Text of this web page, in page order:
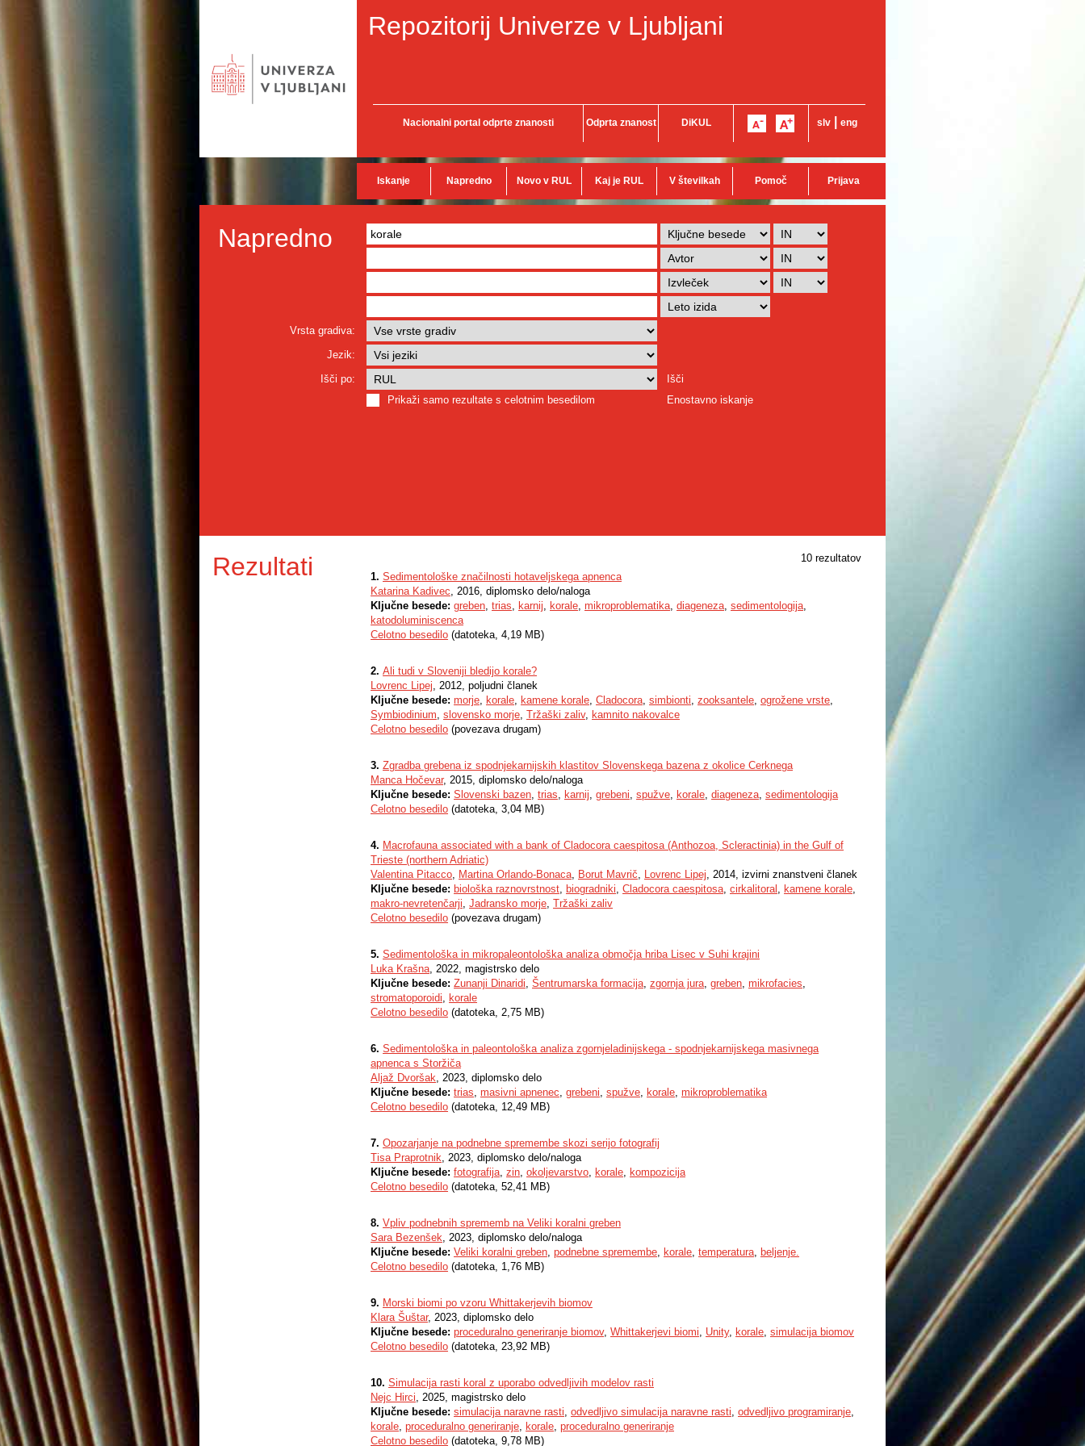
Repozitorij Univerze v Ljubljani
Nacionalni portal odprte znanosti Odprta znanost DiKUL slv eng
Iskanje Napredno Novo v RUL Kaj je RUL V številkah Pomoč Prijava
Napredno
Vrsta gradiva:
Jezik:
Išči po:
Išči
Prikaži samo rezultate s celotnim besedilom
Enostavno iskanje
Rezultati
10 rezultatov
1. Sedimentološke značilnosti hotaveljskega apnenca
Katarina Kadivec, 2016, diplomsko delo/naloga
Ključne besede: greben, trias, karnij, korale, mikroproblematika, diageneza, sedimentologija,
katodoluminiscenca
Celotno besedilo (datoteka, 4,19 MB)
2. Ali tudi v Sloveniji bledijo korale?
Lovrenc Lipej, 2012, poljudni članek
Ključne besede: morje, korale, kamene korale, Cladocora, simbionti, zooksantele, ogrožene vrste,
Symbiodinium, slovensko morje, Tržaški zaliv, kamnito nakovalce
Celotno besedilo (povezava drugam)
3. Zgradba grebena iz spodnjekarnijskih klastitov Slovenskega bazena z okolice Cerknega
Manca Hočevar, 2015, diplomsko delo/naloga
Ključne besede: Slovenski bazen, trias, karnij, grebeni, spužve, korale, diageneza, sedimentologija
Celotno besedilo (datoteka, 3,04 MB)
4. Macrofauna associated with a bank of Cladocora caespitosa (Anthozoa, Scleractinia) in the Gulf of
Trieste (northern Adriatic)
Valentina Pitacco, Martina Orlando-Bonaca, Borut Mavrič, Lovrenc Lipej, 2014, izvirni znanstveni članek
Ključne besede: biološka raznovrstnost, biogradniki, Cladocora caespitosa, cirkalitoral , kamene korale,
makro-nevretenčarji, Jadransko morje, Tržaški zaliv
Celotno besedilo (povezava drugam)
5. Sedimentološka in mikropaleontološka analiza območja hriba Lisec v Suhi krajini
Luka Krašna, 2022, magistrsko delo
Ključne besede: Zunanji Dinaridi, Šentrumarska formacija, zgornja jura, greben, mikrofacies,
stromatoporoidi, korale
Celotno besedilo (datoteka, 2,75 MB)
6. Sedimentološka in paleontološka analiza zgornjeladinijskega - spodnjekarnijskega masivnega
apnenca s Storžiča
Aljaž Dvoršak, 2023, diplomsko delo
Ključne besede: trias, masivni apnenec, grebeni, spužve, korale, mikroproblematika
Celotno besedilo (datoteka, 12,49 MB)
7. Opozarjanje na podnebne spremembe skozi serijo fotografij
Tisa Praprotnik, 2023, diplomsko delo/naloga
Ključne besede: fotografija, zin, okoljevarstvo, korale, kompozicija
Celotno besedilo (datoteka, 52,41 MB)
8. Vpliv podnebnih sprememb na Veliki koralni greben
Sara Bezenšek, 2023, diplomsko delo/naloga
Ključne besede: Veliki koralni greben, podnebne spremembe, korale, temperatura, beljenje.
Celotno besedilo (datoteka, 1,76 MB)
9. Morski biomi po vzoru Whittakerjevih biomov
Klara Šuštar, 2023, diplomsko delo
Ključne besede: proceduralno generiranje biomov, Whittakerjevi biomi, Unity, korale, simulacija biomov
Celotno besedilo (datoteka, 23,92 MB)
10. Simulacija rasti koral z uporabo odvedljivih modelov rasti
Nejc Hirci, 2025, magistrsko delo
Ključne besede: simulacija naravne rasti, odvedljivo simulacija naravne rasti, odvedljivo programiranje,
korale, proceduralno generiranje, korale, proceduralno generiranje
Celotno besedilo (datoteka, 9,78 MB)